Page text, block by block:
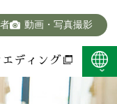
動画・写真撮影
エディング